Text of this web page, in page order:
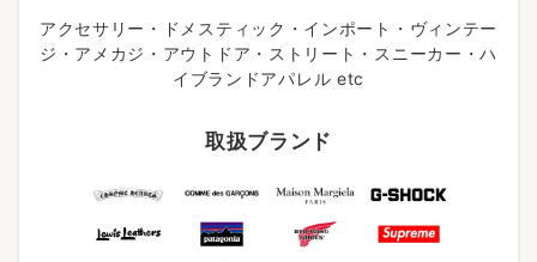
アクセサリー・ドメスティック・インポート・ヴィンテー
ジ・アメカジ・アウトドア・ストリート・スニーカー・ハ
イブランドアパレル etc
取扱ブランド